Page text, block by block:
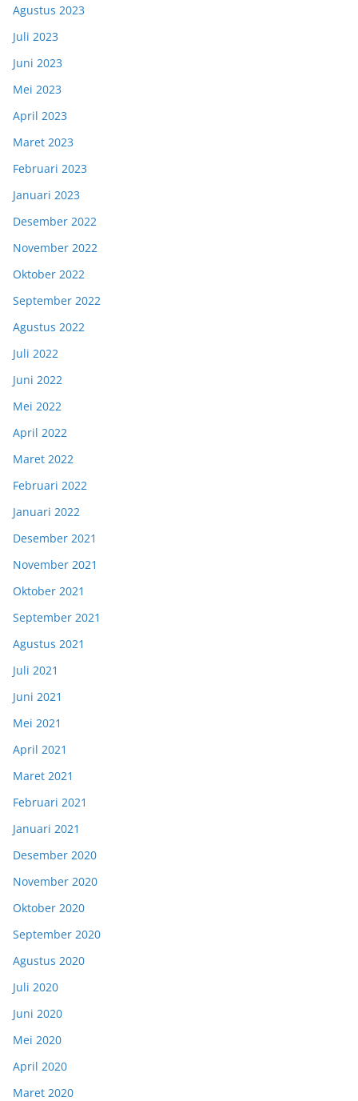
Agustus 2023
Juli 2023
Juni 2023
Mei 2023
April 2023
Maret 2023
Februari 2023
Januari 2023
Desember 2022
November 2022
Oktober 2022
September 2022
Agustus 2022
Juli 2022
Juni 2022
Mei 2022
April 2022
Maret 2022
Februari 2022
Januari 2022
Desember 2021
November 2021
Oktober 2021
September 2021
Agustus 2021
Juli 2021
Juni 2021
Mei 2021
April 2021
Maret 2021
Februari 2021
Januari 2021
Desember 2020
November 2020
Oktober 2020
September 2020
Agustus 2020
Juli 2020
Juni 2020
Mei 2020
April 2020
Maret 2020